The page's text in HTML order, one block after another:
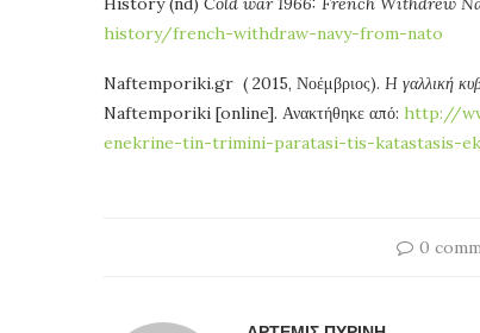
history/french-withdraw-navy-from-nato
Naftemporiki.gr ( 2015, Νοέμβριος). H γαλλική
Naftemporiki [online]. Ανακτήθηκε από: http://
enekrine-tin-trimini-paratasi-tis-katastasis-
0